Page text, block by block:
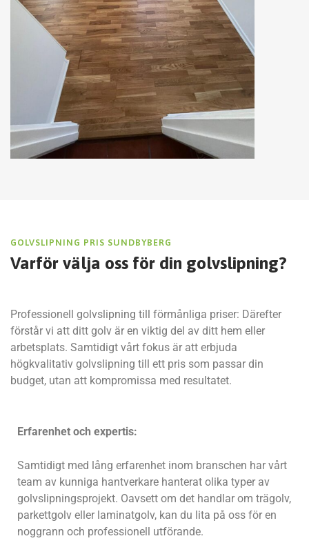
GOLVSLIPNING PRIS SUNDBYBERG
Varför välja oss för din golvslipning?
Professionell golvslipning till förmånliga priser: Därefter
förstår vi att ditt golv är en viktig del av ditt hem eller
arbetsplats. Samtidigt vårt fokus är att erbjuda
högkvalitativ golvslipning till ett pris som passar din
budget, utan att kompromissa med resultatet.
Erfarenhet och expertis:
Samtidigt med lång erfarenhet inom branschen har vårt
team av kunniga hantverkare hanterat olika typer av
golvslipningsprojekt. Oavsett om det handlar om trägolv,
parkettgolv eller laminatgolv, kan du lita på oss för en
noggrann och professionell utförande.